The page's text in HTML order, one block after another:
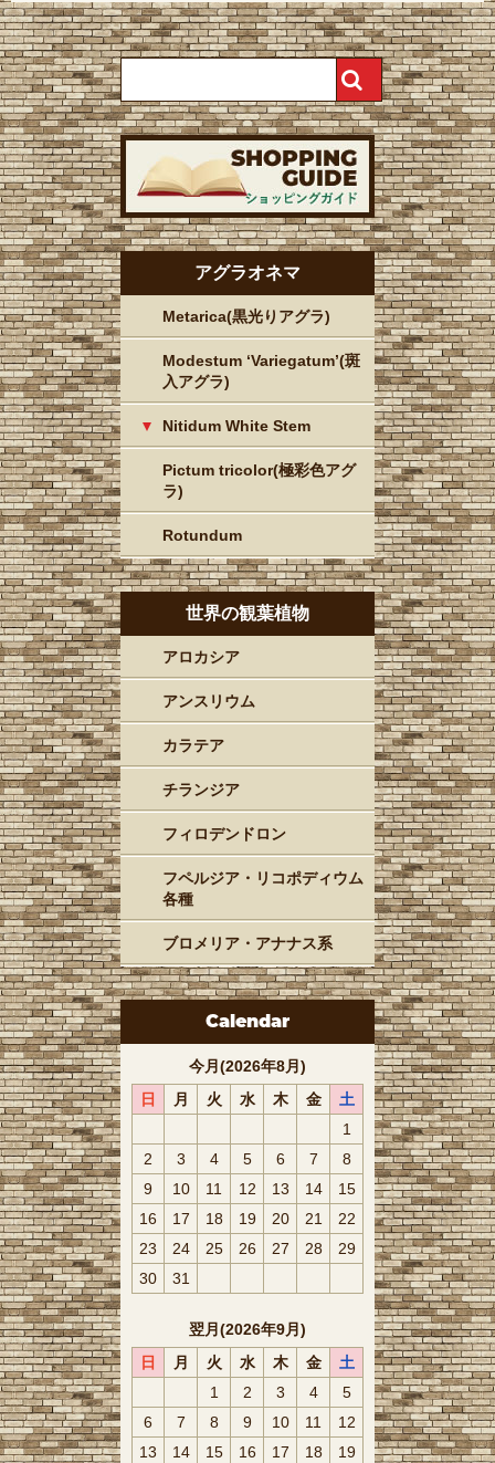
アグラオネマ
Metarica(黒光りアグラ)
Modestum ‘Variegatum’(斑
入アグラ)
Nitidum White Stem
Pictum tricolor(極彩色アグ
ラ)
Rotundum
世界の観葉植物
アロカシア
アンスリウム
カラテア
チランジア
フィロデンドロン
フペルジア・リコポディウム
各種
ブロメリア・アナナス系
Calendar
今月(2026年8月)
日
月 火 水 木 金
土
1
2
3 4 5 6 7
8
9
10 11 12 13 14
15
16
17 18 19 20 21
22
23
24 25 26 27 28
29
30
31
翌月(2026年9月)
日
月 火 水 木 金
土
1
2 3 4
5
6
7 8 9 10 11
12
13
14 15 16 17 18 19